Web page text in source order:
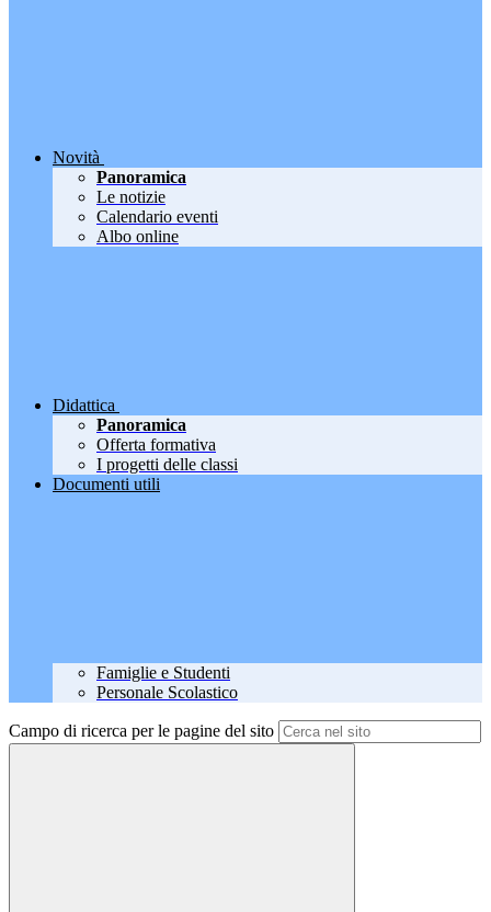
Novità
Panoramica
Le notizie
Calendario eventi
Albo online
Didattica
Panoramica
Offerta formativa
I progetti delle classi
Documenti utili
Famiglie e Studenti
Personale Scolastico
Campo di ricerca per le pagine del sito